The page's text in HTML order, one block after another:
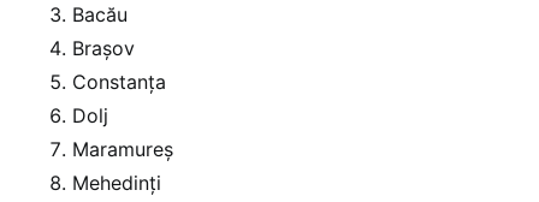
Bacău
Brașov
Constanța
Dolj
Maramureș
Mehedinți